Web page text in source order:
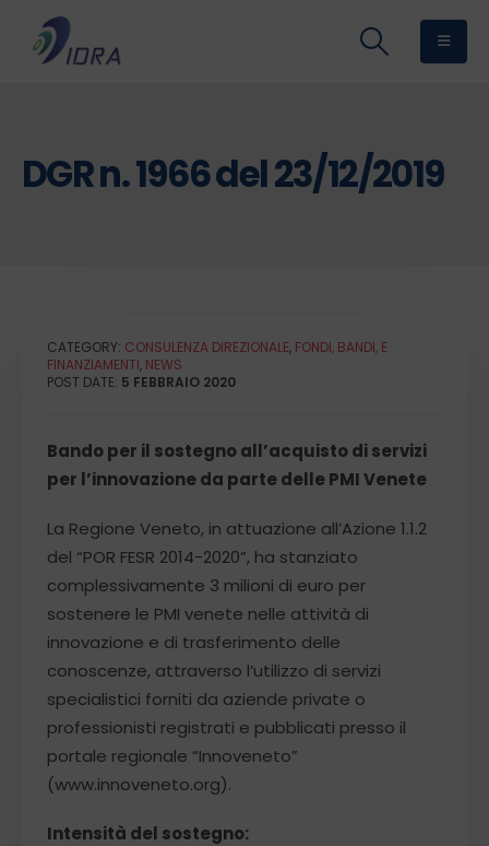
DGR n. 1966 del 23/12/2019
CATEGORY: CONSULENZA DIREZIONALE, FONDI, BANDI, E
FINANZIAMENTI, NEWS
POST DATE: 5 FEBBRAIO 2020
Bando per il sostegno all’acquisto di servizi
per l’innovazione da parte delle PMI Venete
La Regione Veneto, in attuazione all’Azione 1.1.2
del “POR FESR 2014-2020”, ha stanziato
complessivamente 3 milioni di euro per
sostenere le PMI venete nelle attività di
innovazione e di trasferimento delle
conoscenze, attraverso l’utilizzo di servizi
specialistici forniti da aziende private o
professionisti registrati e pubblicati presso il
portale regionale “Innoveneto”
(www.innoveneto.org).
Intensità del sostegno: